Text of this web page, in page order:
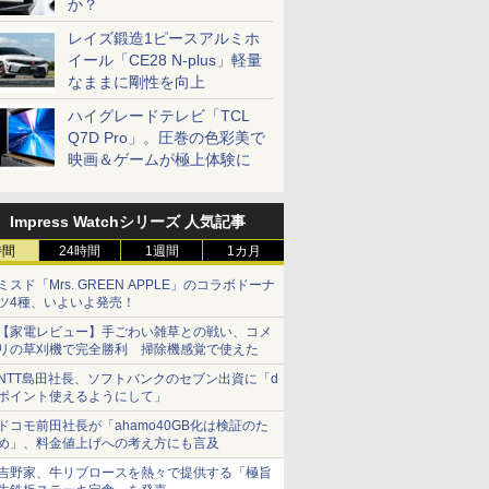
か？
レイズ鍛造1ピースアルミホ
イール「CE28 N-plus」軽量
なままに剛性を向上
ハイグレードテレビ「TCL
Q7D Pro」。圧巻の色彩美で
映画＆ゲームが極上体験に
Impress Watchシリーズ 人気記事
24時間 1週間 1カ月
スド「Mrs. GREEN APPLE」のコラボドーナ
4種、いよいよ発売！
家電レビュー】手ごわい雑草との戦い、コメ
の草刈機で完全勝利 掃除機感覚で使えた
島田社長、ソフトバンクのセブン出資に「d
イント使えるようにして」
コモ前田社長が「ahamo40GB化は検証のた
」、料金値上げへの考え方にも言及
野家、牛リブロースを熱々で提供する「極旨